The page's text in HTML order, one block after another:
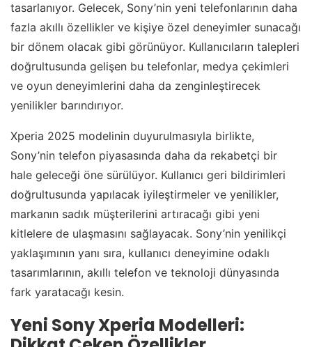
tasarlanıyor. Gelecek, Sony’nin yeni telefonlarının daha
fazla akıllı özellikler ve kişiye özel deneyimler sunacağı
bir dönem olacak gibi görünüyor. Kullanıcıların talepleri
doğrultusunda gelişen bu telefonlar, medya çekimleri
ve oyun deneyimlerini daha da zenginleştirecek
yenilikler barındırıyor.
Xperia 2025 modelinin duyurulmasıyla birlikte,
Sony’nin telefon piyasasında daha da rekabetçi bir
hale geleceği öne sürülüyor. Kullanıcı geri bildirimleri
doğrultusunda yapılacak iyileştirmeler ve yenilikler,
markanın sadık müşterilerini artıracağı gibi yeni
kitlelere de ulaşmasını sağlayacak. Sony’nin yenilikçi
yaklaşımının yanı sıra, kullanıcı deneyimine odaklı
tasarımlarının, akıllı telefon ve teknoloji dünyasında
fark yaratacağı kesin.
Yeni Sony Xperia Modelleri: